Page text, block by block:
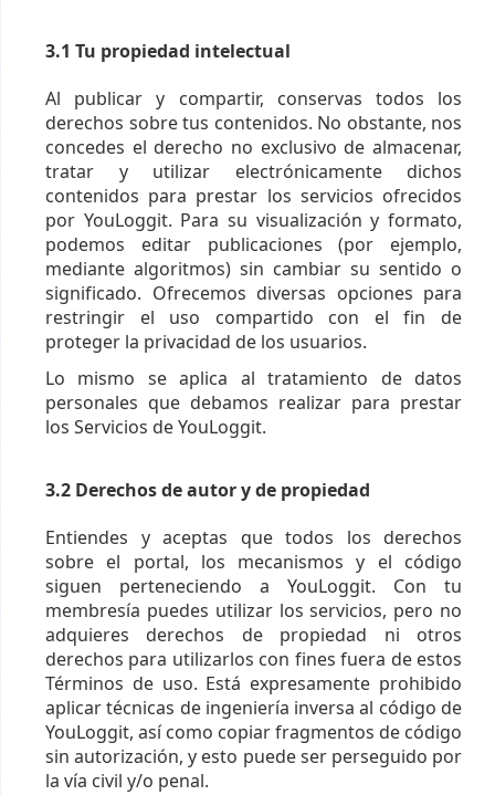
3.1 Tu propiedad intelectual
Al publicar y compartir, conservas todos los
derechos sobre tus contenidos. No obstante, nos
concedes el derecho no exclusivo de almacenar,
tratar y utilizar electrónicamente dichos
contenidos para prestar los servicios ofrecidos
por YouLoggit. Para su visualización y formato,
podemos editar publicaciones (por ejemplo,
mediante algoritmos) sin cambiar su sentido o
significado. Ofrecemos diversas opciones para
restringir el uso compartido con el fin de
proteger la privacidad de los usuarios.
Lo mismo se aplica al tratamiento de datos
personales que debamos realizar para prestar
los Servicios de YouLoggit.
3.2 Derechos de autor y de propiedad
Entiendes y aceptas que todos los derechos
sobre el portal, los mecanismos y el código
siguen perteneciendo a YouLoggit. Con tu
membresía puedes utilizar los servicios, pero no
adquieres derechos de propiedad ni otros
derechos para utilizarlos con fines fuera de estos
Términos de uso. Está expresamente prohibido
aplicar técnicas de ingeniería inversa al código de
YouLoggit, así como copiar fragmentos de código
sin autorización, y esto puede ser perseguido por
la vía civil y/o penal.